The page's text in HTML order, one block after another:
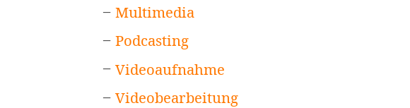
Multimedia
Podcasting
Videoaufnahme
Videobearbeitung